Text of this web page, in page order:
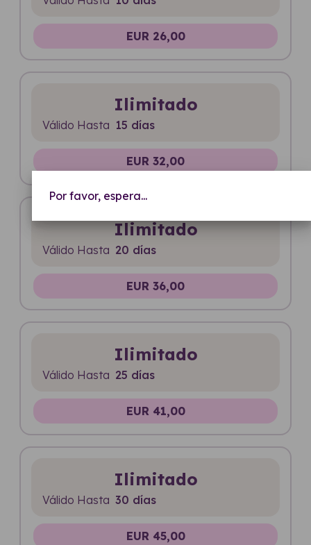
Por favor, espera...
EUR 26,00
Ilimitado
Válido Hasta 15 días
EUR 32,00
Ilimitado
Válido Hasta 20 días
EUR 36,00
Ilimitado
Válido Hasta 25 días
EUR 41,00
Ilimitado
Válido Hasta 30 días
EUR 45,00